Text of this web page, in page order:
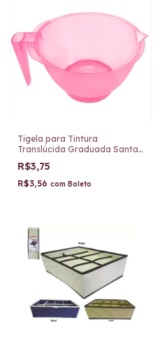
Tigela para Tintura
Translúcida Graduada Santa
R$3,75
R$3,56 com Boleto